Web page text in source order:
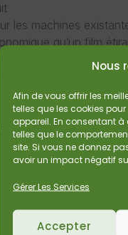
Nous
Afin de vous offrir les
telles que les cookies
appareil. En consentant
telles que le
site. Si vous ne donnez
avoir un impact négatif
Gérer Les Services
Accepter
les machines
qu’un film
entreprenez de
vous tester par
simplement un